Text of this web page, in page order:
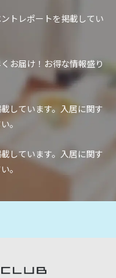
トレポートを掲載してい
お届け！ お得な情報盛り
しています。入居に関す
。
しています。入居に関す
。